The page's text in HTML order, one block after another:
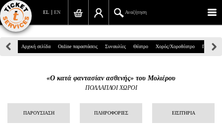
EN
EL Αναζήτηση
Πανεπιστημίου 39, Αθήνα
info@ticketservices.gr
Αναζήτηση
Σύνδεση/Εγγραφή
Αρχική σελίδα Online παραστάσεις Συναυλίες Θέατρο Χορός/Χοροθέατρο Παιδικά
«Ο κατά φαντασίαν ασθενής» του Μολιέρου
ΠΟΛΛΑΠΛΟΙ ΧΩΡΟΙ
ΠΑΡΟΥΣΙΑΣΗ ΠΛΗΡΟΦΟΡΙΕΣ ΕΙΣΙΤΗΡΙΑ